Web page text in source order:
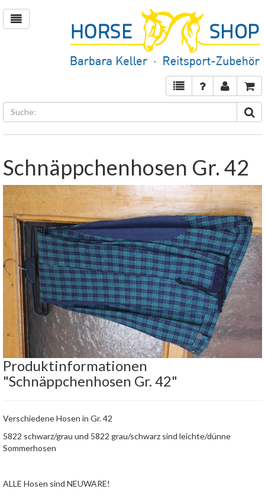
Schnäppchenhosen Gr. 42
Produktinformationen
"Schnäppchenhosen Gr. 42"
Verschiedene Hosen in Gr. 42
5822 schwarz/grau und 5822 grau/schwarz sind leichte/dünne
Sommerhosen
ALLE Hosen sind NEUWARE!